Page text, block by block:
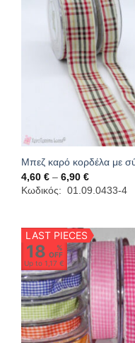
Μπεζ καρό κορδέλα με
4,60 € – 6,90 €Price
range:
4,60 €
Κωδικός: 01.09.0433-4
LAST PIECES
18
%
OFF
Up to 1,17 €